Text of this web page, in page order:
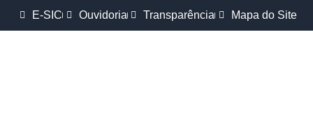
E-SIC Ouvidoria Transparência Mapa do Site